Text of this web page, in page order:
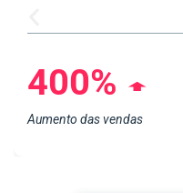
400% ➧
Aumento das vendas